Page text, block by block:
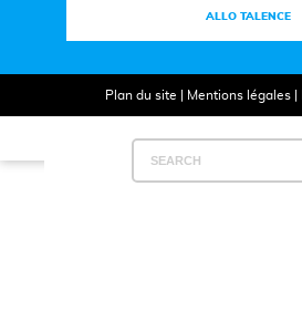
ALLO TALENCE
Plan du site Mentions légales|